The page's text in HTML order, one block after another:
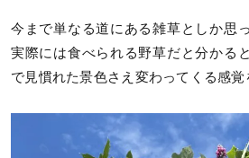
今まで単なる道にある雑草としか思
実際には食べられる野草だと分かる
で見慣れた景色さえ変わってくる感覚